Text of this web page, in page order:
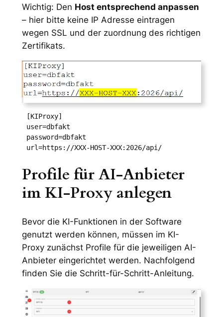
Wichtig: Den Host entsprechend anpassen
– hier bitte keine IP Adresse eintragen
wegen SSL und der zuordnung des richtigen
Zertifikats.
[KIProxy]
user=dbfakt
password=dbfakt
url=https://XXX-HOST-XXX:2026/api/
Profile für AI-Anbieter
im KI-Proxy anlegen
Bevor die KI-Funktionen in der Software
genutzt werden können, müssen im KI-
Proxy zunächst Profile für die jeweiligen AI-
Anbieter eingerichtet werden. Nachfolgend
finden Sie die Schritt-für-Schritt-Anleitung.